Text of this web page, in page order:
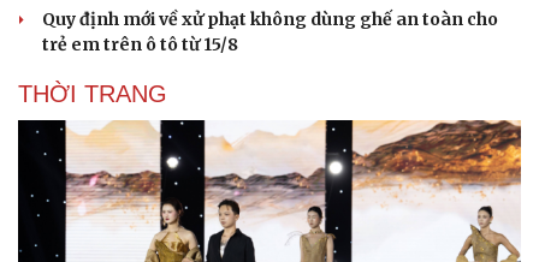
Quy định mới về xử phạt không dùng ghế an toàn cho
trẻ em trên ô tô từ 15/8
THỜI TRANG